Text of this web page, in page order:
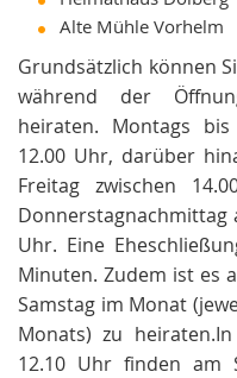
Alte Mühle Vorhelm
Grundsätzlich können
während der
heiraten. Montags
12.00 Uhr, darüber
Freitag zwischen
Donnerstagnachmittag
Uhr. Eine
Minuten. Zudem ist es
Samstag im Monat
Monats) zu
12.10 Uhr finden am